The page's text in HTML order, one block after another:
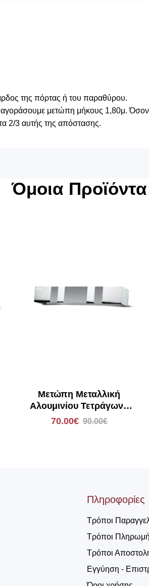
της πόρτας ή του παραθύρου.
αγοράσουμε μετώπη μήκους 1,80μ.
2/3 αυτής της απόστασης.
Όμοια Προϊόντα
Μετώπη Μεταλλική
Αλουμινίου Τετράγωνη
Νίκελ Ματ/Χρώμιο 1756
70.00€ 90.00€
Πληροφορίες
Τρόποι
Τρόποι
Τρόποι
Εγγύηση -